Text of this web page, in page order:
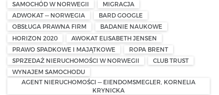
SAMOCHÓD W NORWEGII
MIGRACJA
ADWOKAT — NORWEGIA
BARD GOOGLE
OBSŁUGA PRAWNA FIRM
BADANIE NAUKOWE
HORIZON 2020
AWOKAT ELISABETH JENSEN
PRAWO SPADKOWE I MAJĄTKOWE
ROPA BRENT
SPRZEDAŻ NIERUCHOMOŚCI W NORWEGII
CLUB TRUST
WYNAJEM SAMOCHODU
AGENT NIERUCHOMOŚCI — EIENDOMSMEGLER, KORNELIA
KRYNICKA